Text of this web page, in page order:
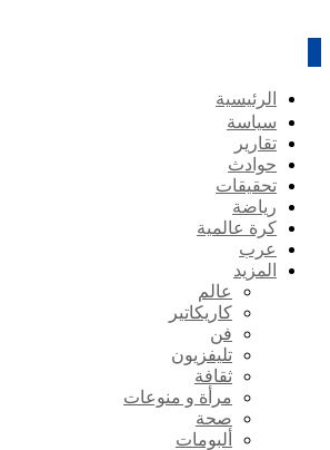
الرئيسية
سياسة
تقارير
حوادث
تحقيقات
رياضة
كرة عالمية
عرب
المزيد
عالم
كاريكاتير
فن
تليفزيون
ثقافة
مرأة و منوعات
صحة
ألبومات